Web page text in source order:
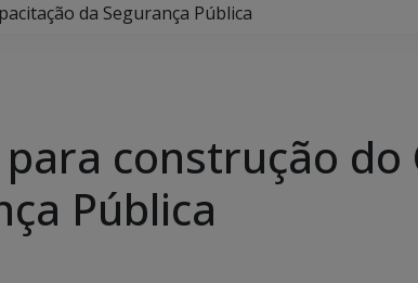
da Segurança Pública
construção do
Pública